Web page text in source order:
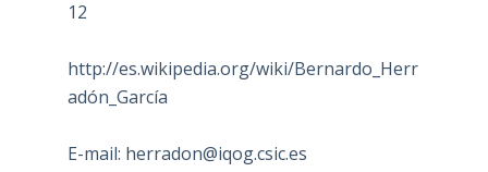
12
http://es.wikipedia.org/wiki/Bernardo_Herr
adón_García
E-mail: herradon@iqog.csic.es